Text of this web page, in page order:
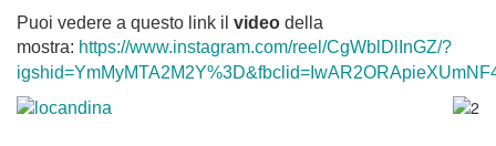
Puoi vedere a questo link il video della
mostra: https://www.instagram.com/reel/CgWblDlInGZ/?